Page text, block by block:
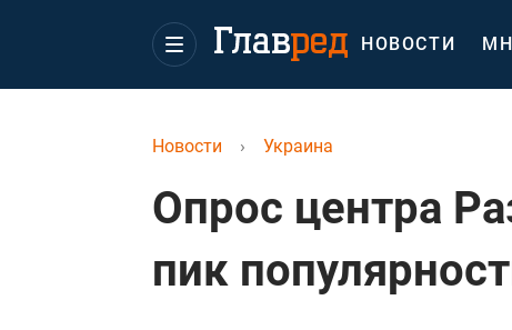
НОВОСТИ
Новости › Украина
Опрос центра
пик